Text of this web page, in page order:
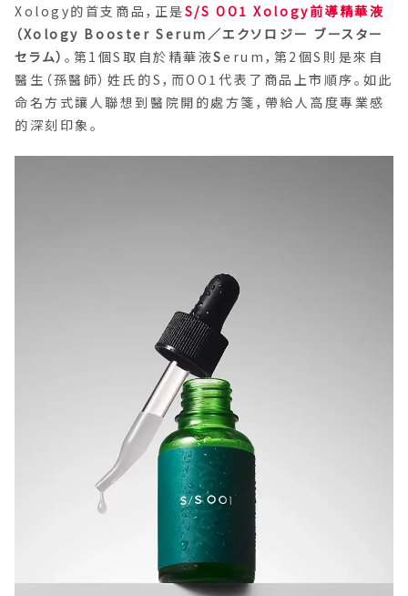
Xology的首支商品，正是S/S OO1 Xology前導精華液
（Xology Booster Serum／エクソロジー ブースター
セラム）。第1個S取自於精華液Serum，第2個S則是來自
醫生（孫醫師）姓氏的S，而OO1代表了商品上市順序。如此
命名方式讓人聯想到醫院開的處方箋，帶給人高度專業感
的深刻印象。